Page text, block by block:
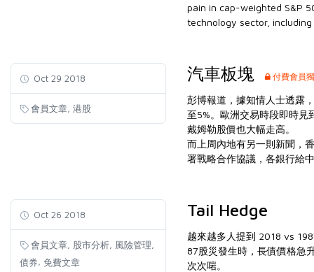
pain in cap-weighted S&P
technology sector, including
Oct 29 2018
會員文章 港股
汽車板塊 付費會員
彭博報道，據知情人士透露
至5%。歐洲交易時段即時見
戴姆勒股價也大幅走高。
而上周內地有另一則新聞 ，
署戰略合作協議，各銀行給
Oct 26 2018
會員文章 股市分析 風險管理
債券, 免費文章
Tail Hedge
越來越多人提到 2018 vs
87股災發生時，長債價格急
次次啱。